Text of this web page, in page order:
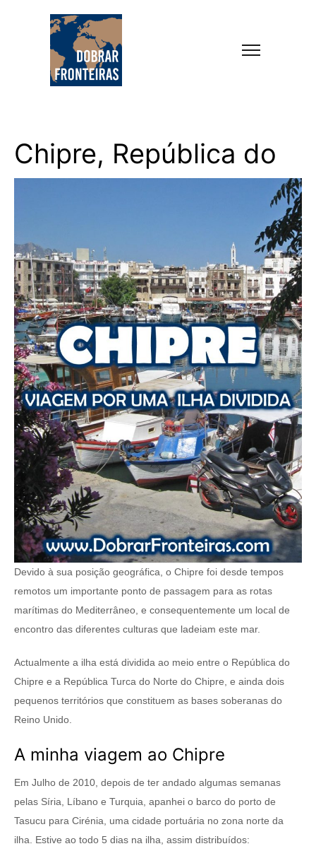
Chipre, República do
Devido à sua posição geográfica, o Chipre foi desde tempos
remotos um importante ponto de passagem para as rotas
marítimas do Mediterrâneo, e consequentemente um local de
encontro das diferentes culturas que ladeiam este mar.
Actualmente a ilha está dividida ao meio entre o República do
Chipre e a República Turca do Norte do Chipre, e ainda dois
pequenos territórios que constituem as bases soberanas do
Reino Unido.
A minha viagem ao Chipre
Em Julho de 2010, depois de ter andado algumas semanas
pelas Síria, Líbano e Turquia, apanhei o barco do porto de
Tasucu para Cirénia, uma cidade portuária no zona norte da
ilha. Estive ao todo 5 dias na ilha, assim distribuídos: